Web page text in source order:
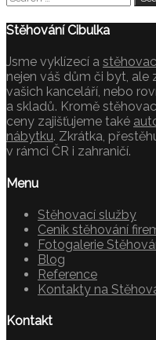
Stěhování Cibulka
Jsme vyklízecí a
nejen váš dům či byt, ale
vašich kanceláří, nebo
a skladů. Kromě
ceny zajišťujeme také
nábytku. Zkrátka,
v rámci ČR i zahraničí.
Menu
Stěhovací služby
Ceník stěhování
Fotogalerie
Blog
Reference
Kontakty na
Kontakt